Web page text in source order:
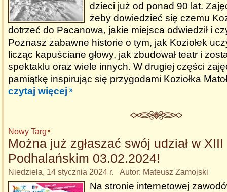
dzieci już od ponad 90 lat.
żeby dowiedzieć się czemu
dotrzeć do Pacanowa, jakie miejsca odwiedził i
Poznasz zabawne historie o tym, jak Koziołek
licząc kapuściane głowy, jak zbudował teatr i
spektaklu oraz wiele innych. W drugiej części
pamiątkę inspirując się przygodami Koziołka
czytaj więcej
Nowy Targ
Można już zgłaszać swój udział w
Podhalańskim 03.02.2024!
Niedziela, 14 stycznia 2024 r. Autor: Mateusz Zamojski
Na stronie internetowej